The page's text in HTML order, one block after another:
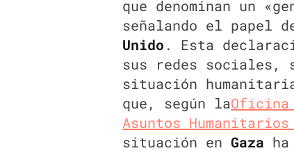
que denominan un
señalando el papel
Unido . Esta
sus redes sociales,
situación
que, según laOficina
Asuntos Humanitarios
situación en Gaza